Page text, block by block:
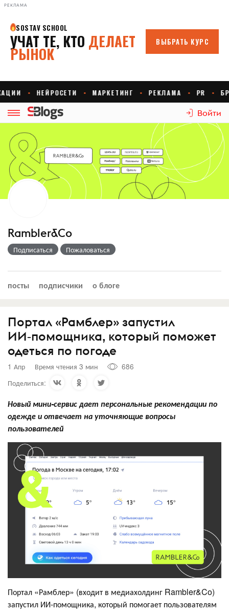
РЕКЛАМА
Войти
Rambler&Co
Подписаться Пожаловаться
посты подписчики о блоге
Портал «Рамблер» запустил
ИИ‑помощника, который поможет
одеться по погоде
1 Апр Время чтения 3 мин
686
Поделиться:
Новый мини‑сервис дает персональные рекомендации по
одежде и отвечает на уточняющие вопросы
пользователей
Портал «Рамблер» (входит в медиахолдинг Rambler&Co)
запустил ИИ‑помощника, который помогает пользователям